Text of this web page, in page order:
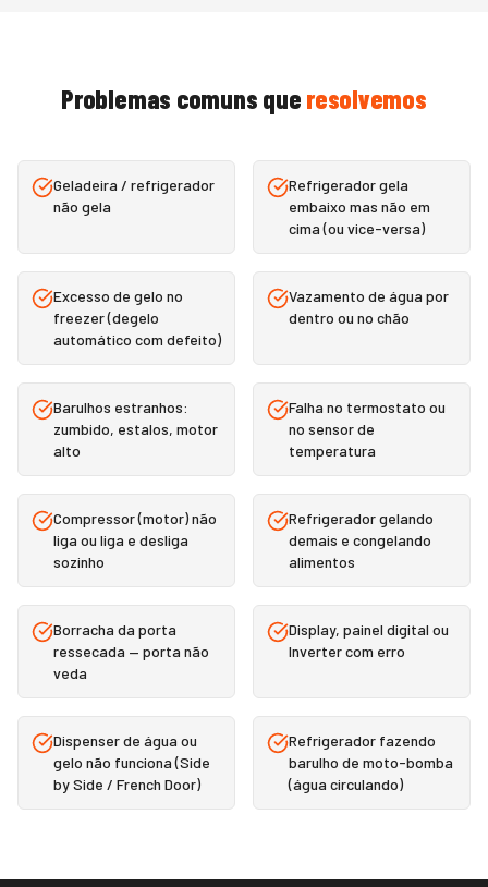
Problemas comuns que resolvemos
Geladeira / refrigerador
não gela
Refrigerador gela
embaixo mas não em
cima (ou vice-versa)
Excesso de gelo no
freezer (degelo
automático com defeito)
Vazamento de água por
dentro ou no chão
Barulhos estranhos:
zumbido, estalos, motor
alto
Falha no termostato ou
no sensor de
temperatura
Compressor (motor) não
liga ou liga e desliga
sozinho
Refrigerador gelando
demais e congelando
alimentos
Borracha da porta
ressecada — porta não
veda
Display, painel digital ou
Inverter com erro
Dispenser de água ou
gelo não funciona (Side
by Side / French Door)
Refrigerador fazendo
barulho de moto-bomba
(água circulando)